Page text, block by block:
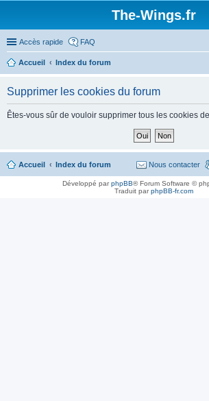
The-Wings.fr
Accès rapide FAQ
Accueil
Index du forum
Supprimer les cookies du forum
Êtes-vous sûr de vouloir supprimer tous les cookies
Accueil Index du forum Nous contacter
Développé parphpBB® Forum Software ©
Traduit parphpBB-fr.com